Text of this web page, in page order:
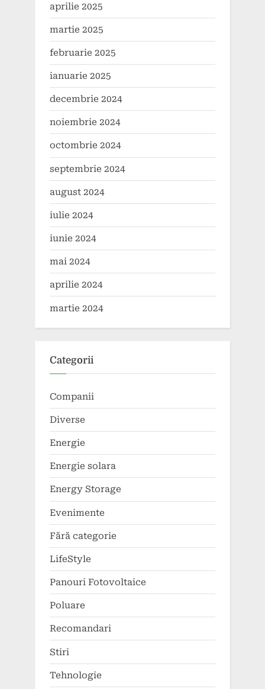
aprilie 2025
martie 2025
februarie 2025
ianuarie 2025
decembrie 2024
noiembrie 2024
octombrie 2024
septembrie 2024
august 2024
iulie 2024
iunie 2024
mai 2024
aprilie 2024
martie 2024
Categorii
Companii
Diverse
Energie
Energie solara
Energy Storage
Evenimente
Fără categorie
LifeStyle
Panouri Fotovoltaice
Poluare
Recomandari
Stiri
Tehnologie